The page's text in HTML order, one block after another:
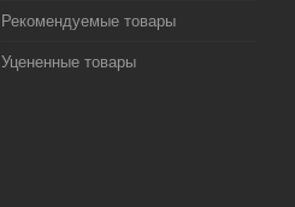
Рекомендуемые товары
Уцененные товары